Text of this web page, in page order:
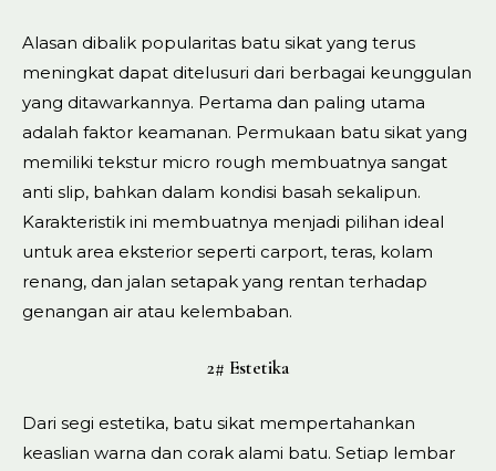
Alasan dibalik popularitas batu sikat yang terus
meningkat dapat ditelusuri dari berbagai keunggulan
yang ditawarkannya. Pertama dan paling utama
adalah faktor keamanan. Permukaan batu sikat yang
memiliki tekstur micro rough membuatnya sangat
anti slip, bahkan dalam kondisi basah sekalipun.
Karakteristik ini membuatnya menjadi pilihan ideal
untuk area eksterior seperti carport, teras, kolam
renang, dan jalan setapak yang rentan terhadap
genangan air atau kelembaban.
2# Estetika
Dari segi estetika, batu sikat mempertahankan
keaslian warna dan corak alami batu. Setiap lembar